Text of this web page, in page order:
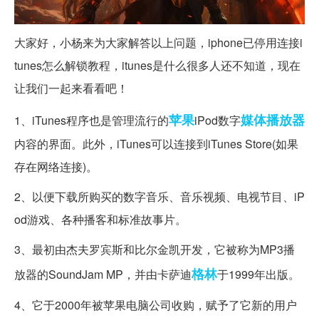
大家好，小杨来为大家解答以上问题，iphone已停用连接i
tunes怎么解锁教程，itunes是什么很多人还不知道，现在
让我们一起来看看吧！
1、iTunes程序也是管理流行的苹果iPod数字媒体播放器
内容的界面。此外，iTunes可以连接到iTunes Store(如果
存在网络连接)。
2、以便下载所购买的数字音乐、音乐视频、电视节目、iP
od游戏、各种播客和标准故事片。
3、最初由杰夫罗宾斯和比尔金凯开发，它被称为MP3播
放器的SoundJam MP，并由卡萨迪格林于1999年出版。
4、它于2000年被苹果电脑公司收购，赋予了它新的用户